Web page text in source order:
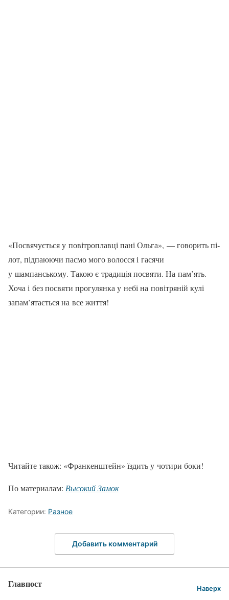
«Посвячується у повітроплав­ці пані Ольга», — говорить пі­
лот, підпаюючи пасмо мого во­лосся і гасячи
у шампанському. Такою є традиція посвяти. На пам’ять.
Хоча і без посвяти про­гулянка у небі на повітряній кулі
запам’ятається на все життя!
Читайте також: «Франкенштейн» їздить у чотири боки!
По материалам: Высокий Замок
Категории: Разное
Добавить комментарий
Главпост Наверх